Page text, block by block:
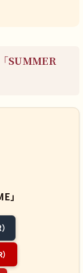
SUMMER
」